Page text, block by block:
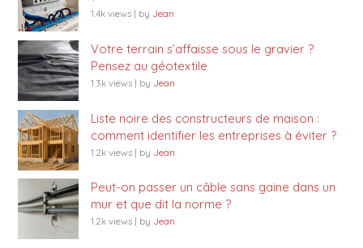
1.4k views | by Jean
Votre terrain s’affaisse sous le gravier ?
Pensez au géotextile
1.3k views | by Jean
Liste noire des constructeurs de maison :
comment identifier les entreprises à éviter ?
1.2k views | by Jean
Peut-on passer un câble sans gaine dans un
mur et que dit la norme ?
1.2k views | by Jean